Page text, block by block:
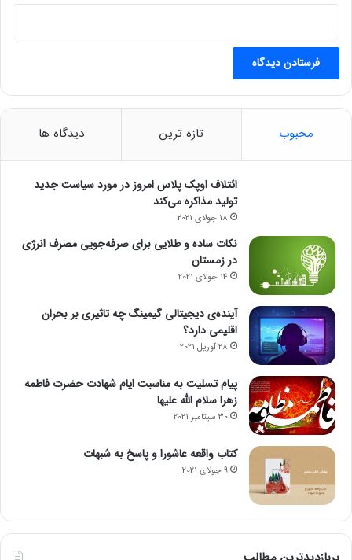
محبوب تازه ترین دیدگاه ها
ائتلاف اوپک پلاس امروز در مورد سیاست جدید
تولید مذاکره می‌کند
18 جولای 2021
نکات ساده و طلایی برای صرفه‌جویی مصرف انرژی
در زمستان
14 جولای 2021
آینده‌ی دیجیتالی گیمینگ چه تاثیری بر بحران
اقلیمی دارد؟
28 آوریل 2021
پیام تسلیت به مناسبت ایام شهادت حضرت فاطمه
زهرا سلام الله علیها
30 سپتامبر 2021
کتاب واقعه عاشورا و پاسخ به شبهات
9 جولای 2021